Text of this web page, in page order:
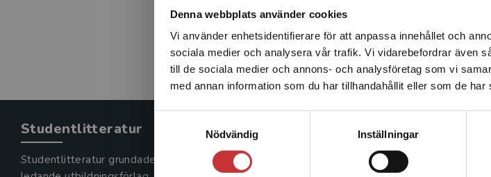
Denna webbplats använder cookies
Vi använder enhetsidentifierare för att anpassa innehållet och
sociala medier och analysera vår trafik. Vi vidarebefordrar även
till de sociala medier och annons- och analysföretag som vi
med annan information som du har tillhandahållit eller som de
Nödvändig
Inställningar
Det verkar som att du besöker
enhet utanför Sverige. Vi
Sverige. För att kunna slutföra
leveransadressen vara i Sverige.
Studentlitteratur
Studentlitteratur grundades 1963 och är idag Sveriges
Kontakta oss
Kontakta oss